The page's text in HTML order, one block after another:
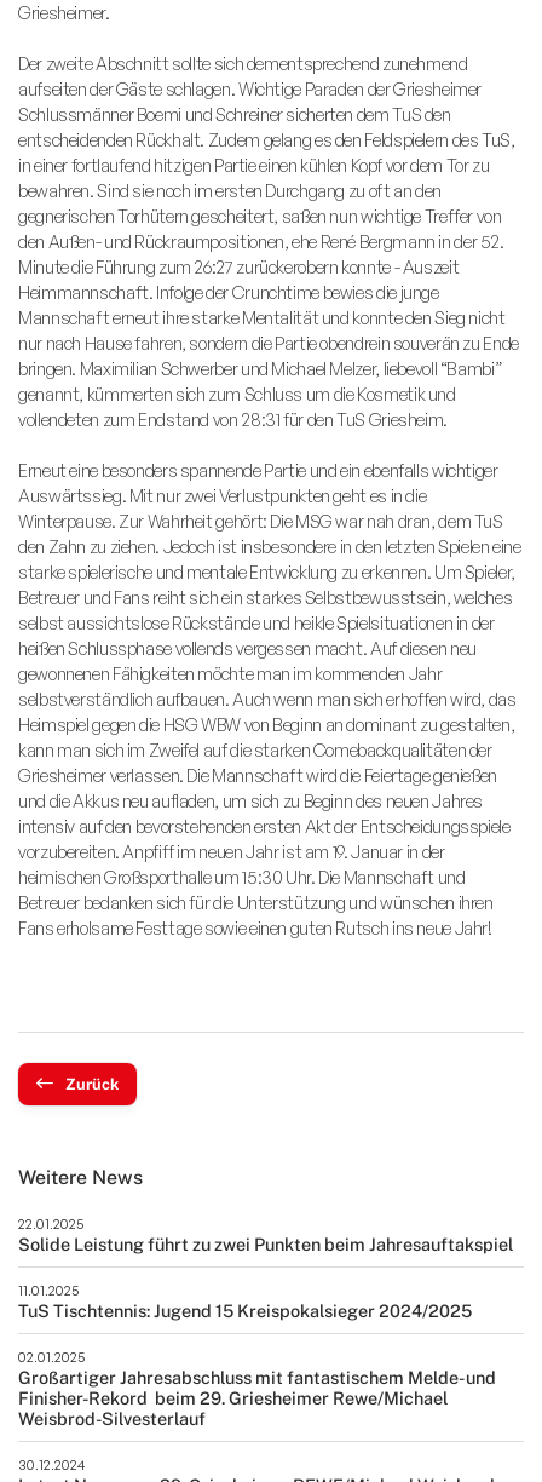
Griesheimer.
Der zweite Abschnitt sollte sich dementsprechend zunehmend
aufseiten der Gäste schlagen. Wichtige Paraden der Griesheimer
Schlussmänner Boemi und Schreiner sicherten dem TuS den
entscheidenden Rückhalt. Zudem gelang es den Feldspielern des TuS,
in einer fortlaufend hitzigen Partie einen kühlen Kopf vor dem Tor zu
bewahren. Sind sie noch im ersten Durchgang zu oft an den
gegnerischen Torhütern gescheitert, saßen nun wichtige Treffer von
den Außen- und Rückraumpositionen, ehe René Bergmann in der 52.
Minute die Führung zum 26:27 zurückerobern konnte - Auszeit
Heimmannschaft. Infolge der Crunchtime bewies die junge
Mannschaft erneut ihre starke Mentalität und konnte den Sieg nicht
nur nach Hause fahren, sondern die Partie obendrein souverän zu Ende
bringen. Maximilian Schwerber und Michael Melzer, liebevoll “Bambi”
genannt, kümmerten sich zum Schluss um die Kosmetik und
vollendeten zum Endstand von 28:31 für den TuS Griesheim.
Erneut eine besonders spannende Partie und ein ebenfalls wichtiger
Auswärtssieg. Mit nur zwei Verlustpunkten geht es in die
Winterpause. Zur Wahrheit gehört: Die MSG war nah dran, dem TuS
den Zahn zu ziehen. Jedoch ist insbesondere in den letzten Spielen eine
starke spielerische und mentale Entwicklung zu erkennen. Um Spieler,
Betreuer und Fans reiht sich ein starkes Selbstbewusstsein, welches
selbst aussichtslose Rückstände und heikle Spielsituationen in der
heißen Schlussphase vollends vergessen macht. Auf diesen neu
gewonnenen Fähigkeiten möchte man im kommenden Jahr
selbstverständlich aufbauen. Auch wenn man sich erhoffen wird, das
Heimspiel gegen die HSG WBW von Beginn an dominant zu gestalten,
kann man sich im Zweifel auf die starken Comebackqualitäten der
Griesheimer verlassen. Die Mannschaft wird die Feiertage genießen
und die Akkus neu aufladen, um sich zu Beginn des neuen Jahres
intensiv auf den bevorstehenden ersten Akt der Entscheidungsspiele
vorzubereiten. Anpfiff im neuen Jahr ist am 19. Januar in der
heimischen Großsporthalle um 15:30 Uhr. Die Mannschaft und
Betreuer bedanken sich für die Unterstützung und wünschen ihren
Fans erholsame Festtage sowie einen guten Rutsch ins neue Jahr!
Zurück
Weitere News
22.01.2025
Solide Leistung führt zu zwei Punkten beim Jahresauftakspiel
11.01.2025
TuS Tischtennis: Jugend 15 Kreispokalsieger 2024/2025
02.01.2025
Großartiger Jahresabschluss mit fantastischem Melde- und
Finisher-Rekord beim 29. Griesheimer Rewe/Michael
Weisbrod-Silvesterlauf
30.12.2024